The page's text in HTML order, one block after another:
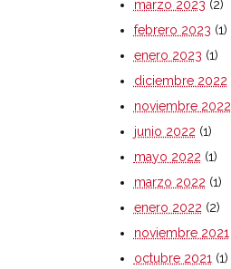
marzo 2023 (2)
febrero 2023 (1)
enero 2023 (1)
diciembre 2022
noviembre 2022
junio 2022 (1)
mayo 2022 (1)
marzo 2022 (1)
enero 2022 (2)
noviembre 2021
octubre 2021 (1)